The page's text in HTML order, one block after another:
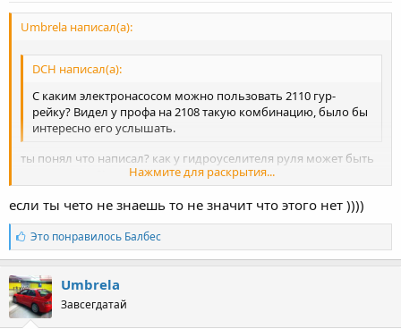
Umbrela написал(а):
DCH написал(а):
С каким электронасосом можно пользовать 2110 гур-
рейку? Видел у профа на 2108 такую комбинацию, было бы
интересно его услышать.
Нажмите для раскрытия...
ты понял что написал? как у гидроуселителя руля может быть
электронасос?! или я ошибаюсь?! от приоры поставь, там
электроуселитель а не гидро, есть и с гидро в минимальной
комплектации
Нажмите для раскрытия...
если ты чето не знаешь то не значит что этого нет ))))
Л
а
й
к
и
:
Это понравилось Балбес
Umbrela
Завсегдатай